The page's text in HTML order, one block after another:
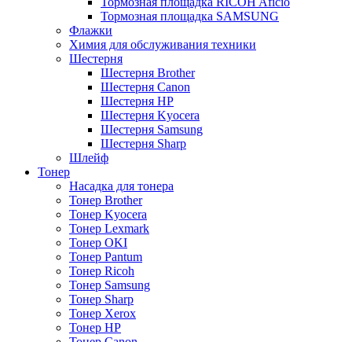
Тормозная площадка SAMSUNG
Флажки
Химия для обслуживания техники
Шестерня
Шестерня Brother
Шестерня Canon
Шестерня HP
Шестерня Kyocera
Шестерня Samsung
Шестерня Sharp
Шлейф
Тонер
Насадка для тонера
Тонер Brother
Тонер Kyocera
Тонер Lexmark
Тонер OKI
Тонер Pantum
Тонер Ricoh
Тонер Samsung
Тонер Sharp
Тонер Xerox
Тонер НР